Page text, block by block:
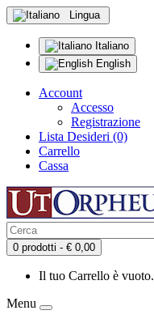
Lingua
Italiano
English
Account
Accesso
Registrazione
Lista Desideri (0)
Carrello
Cassa
0 prodotti - € 0,00
Il tuo Carrello è vuoto.
Menu